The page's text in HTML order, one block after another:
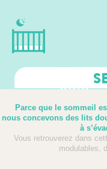
Parce que le sommeil
nous concevons des lits
à
Vous retrouverez dans
modulables,